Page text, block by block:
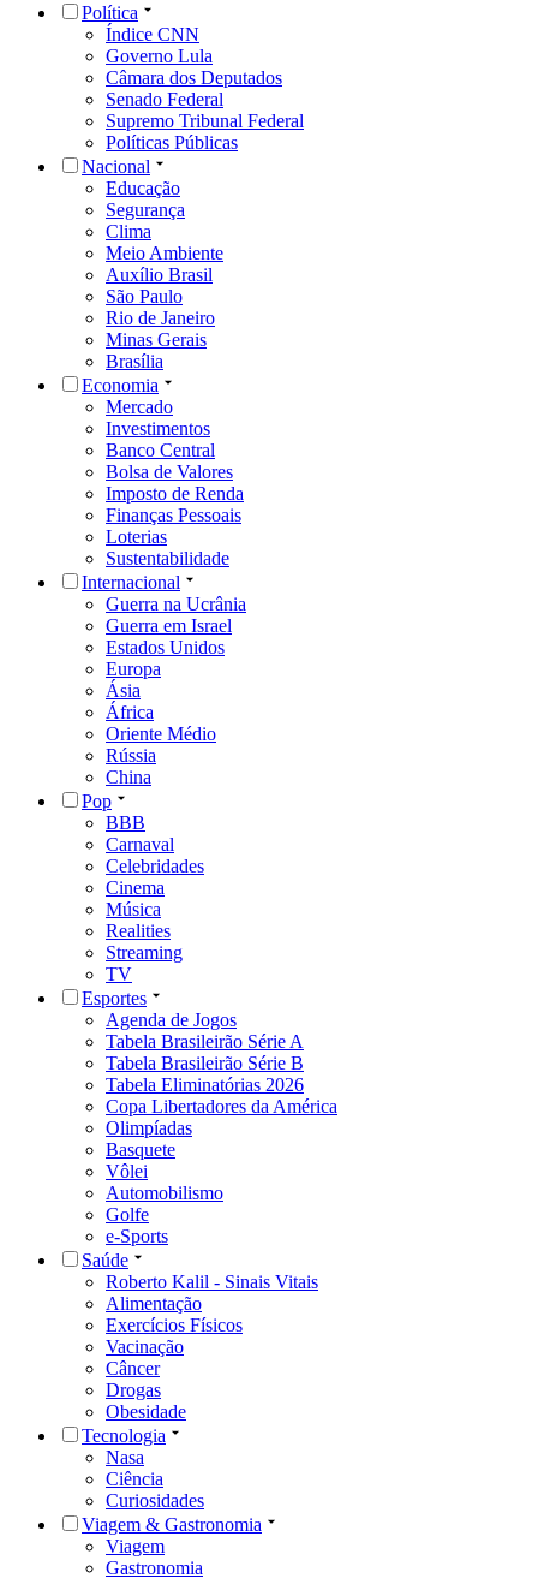
Política
Índice CNN
Governo Lula
Câmara dos Deputados
Senado Federal
Supremo Tribunal Federal
Políticas Públicas
Nacional
Educação
Segurança
Clima
Meio Ambiente
Auxílio Brasil
São Paulo
Rio de Janeiro
Minas Gerais
Brasília
Economia
Mercado
Investimentos
Banco Central
Bolsa de Valores
Imposto de Renda
Finanças Pessoais
Loterias
Sustentabilidade
Internacional
Guerra na Ucrânia
Guerra em Israel
Estados Unidos
Europa
Ásia
África
Oriente Médio
Rússia
China
Pop
BBB
Carnaval
Celebridades
Cinema
Música
Realities
Streaming
TV
Esportes
Agenda de Jogos
Tabela Brasileirão Série A
Tabela Brasileirão Série B
Tabela Eliminatórias 2026
Copa Libertadores da América
Olimpíadas
Basquete
Vôlei
Automobilismo
Golfe
e-Sports
Saúde
Roberto Kalil - Sinais Vitais
Alimentação
Exercícios Físicos
Vacinação
Câncer
Drogas
Obesidade
Tecnologia
Nasa
Ciência
Curiosidades
Viagem & Gastronomia
Viagem
Gastronomia